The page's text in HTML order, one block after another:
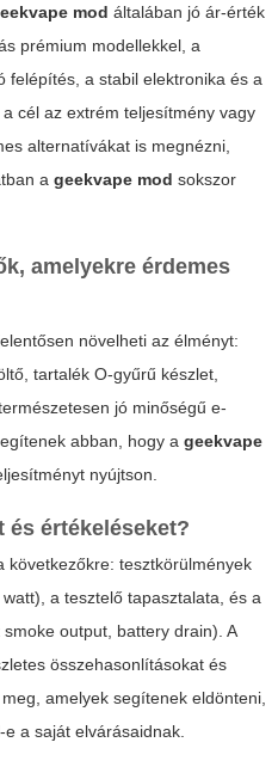
mod általában jó ár-érték
prémium modellekkel, a
felépítés, a stabil elektronika és a
cél az extrém teljesítmény vagy
alternatívákat is megnézni,
a geekvape mod sokszor
amelyekre érdemes
növelheti az élményt:
tartalék O-gyűrű készlet,
jó minőségű e-
abban, hogy a geekvape
nyújtson.
és értékeléseket?
következőkre: tesztkörülmények
a tesztelő tapasztalata, és a
output, battery drain). A
összehasonlításokat és
amelyek segítenek eldönteni,
e a saját elvárásaidnak.